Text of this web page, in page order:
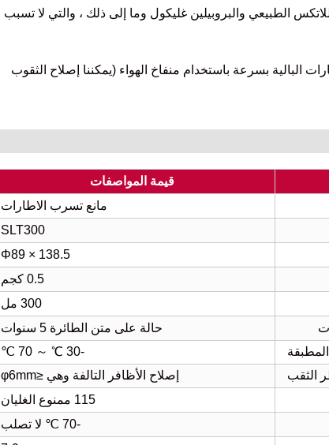
الطبيعي والبروبيلين غليكول وما إلى ذلك ، والتي لا تسبب
البالية بسرعة باستخدام منفاخ الهواء (يمكننا إصلاح الثقوب
قيمة المواصفات
مانع تسرب الاطارات
SLT300
Φ89 × 138.5
0.5 كجم
300 مل
حالة على متن الطائرة 5 سنوات
-30 ℃ ～ 70 ℃
الثقب
إصلاح الأظافر التالفة وهي ≤φ6mm
115 ممنوع الغليان
-70 ℃ لا تصلب